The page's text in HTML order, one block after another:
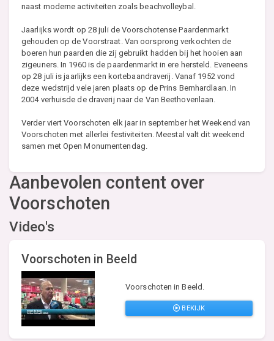
naast moderne activiteiten zoals beachvolleybal.
Jaarlijks wordt op 28 juli de Voorschotense Paardenmarkt
gehouden op de Voorstraat. Van oorsprong verkochten de
boeren hun paarden die zij gebruikt hadden bij het hooien aan
zigeuners. In 1960 is de paardenmarkt in ere hersteld. Eveneens
op 28 juli is jaarlijks een kortebaandraverij. Vanaf 1952 vond
deze wedstrijd vele jaren plaats op de Prins Bernhardlaan. In
2004 verhuisde de draverij naar de Van Beethovenlaan.
Verder viert Voorschoten elk jaar in september het Weekend van
Voorschoten met allerlei festiviteiten. Meestal valt dit weekend
samen met Open Monumentendag.
Aanbevolen content over
Voorschoten
Video's
Voorschoten in Beeld
Voorschoten in Beeld.
BEKIJK